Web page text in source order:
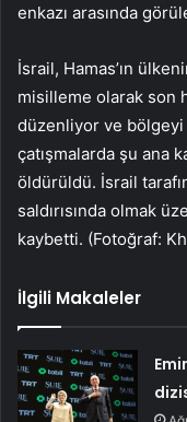
enkazı arasında
İsrail, Hamas’ın
misilleme olarak son
düzenliyor ve bölgeyi
çatışmalarda şu ana
öldürüldü. İsrail
saldırısında olmak
kaybetti. (Fotoğraf:
İlgili Makaleler